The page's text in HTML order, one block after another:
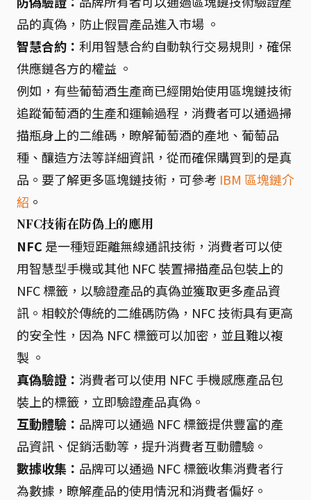
品的真偽，防止假冒產品進入市場 。
智慧合約： 利用智慧合約自動執行交易規則，確保
供應鏈各方的權益 。
例如，有些葡萄酒生產商已經開始使用區塊鏈技術
追蹤葡萄酒的生產和運輸過程，消費者可以通過掃
描瓶身上的二維碼，瞭解葡萄酒的產地、葡萄品
種、釀造方法等詳細資訊，從而確保購買到的是真
品。要了解更多區塊鏈技術，可參考 IBM 區塊鏈介
紹 。
NFC技術在防偽上的應用
NFC是一種短距離無線通訊技術，消費者可以使
用智慧型手機或其他 NFC 裝置掃描產品包裝上的
NFC 標籤，以驗證產品的真偽並獲取更多產品資
訊。相較於傳統的二維碼防偽，NFC 技術具有更高
的安全性，因為 NFC 標籤可以加密，並且難以複
製 。
真偽驗證： 消費者可以使用 NFC 手機感應產品包
裝上的標籤，立即驗證產品真偽。
互動體驗： 品牌可以通過 NFC 標籤提供豐富的產
品資訊、促銷活動等，提升消費者互動體驗。
數據收集： 品牌可以通過 NFC 標籤收集消費者行
為數據，瞭解產品的使用情況和消費者偏好。